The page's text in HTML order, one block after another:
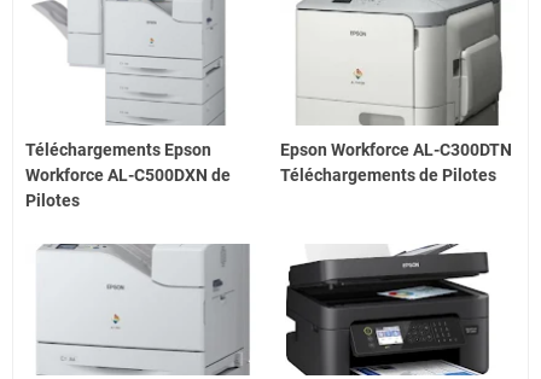
Téléchargements Epson
Workforce AL-C500DXN de
Pilotes
Epson Workforce AL-C300DTN
Téléchargements de Pilotes